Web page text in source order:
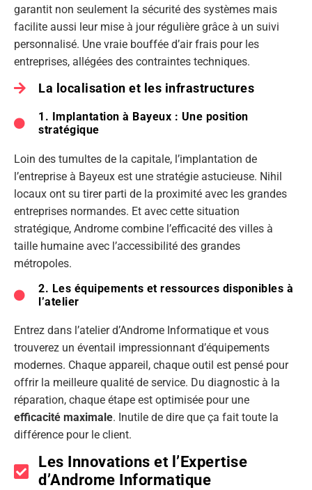
garantit non seulement la sécurité des systèmes mais
facilite aussi leur mise à jour régulière grâce à un suivi
personnalisé. Une vraie bouffée d’air frais pour les
entreprises, allégées des contraintes techniques.
La localisation et les infrastructures
1. Implantation à Bayeux : Une position
stratégique
Loin des tumultes de la capitale, l’implantation de
l’entreprise à Bayeux est une stratégie astucieuse. Nihil
locaux ont su tirer parti de la proximité avec les grandes
entreprises normandes. Et avec cette situation
stratégique, Androme combine l’efficacité des villes à
taille humaine avec l’accessibilité des grandes
métropoles.
2. Les équipements et ressources disponibles à
l’atelier
Entrez dans l’atelier d’Androme Informatique et vous
trouverez un éventail impressionnant d’équipements
modernes. Chaque appareil, chaque outil est pensé pour
offrir la meilleure qualité de service. Du diagnostic à la
réparation, chaque étape est optimisée pour une
efficacité maximale. Inutile de dire que ça fait toute la
différence pour le client.
Les Innovations et l’Expertise
d’Androme Informatique